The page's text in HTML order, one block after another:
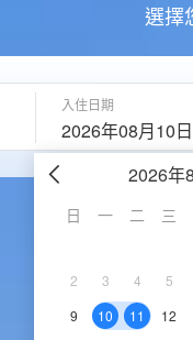
選擇
入住日期
2026年08月10日
2026年
日 一 二 三
2
3 4 5
9
10 11 12